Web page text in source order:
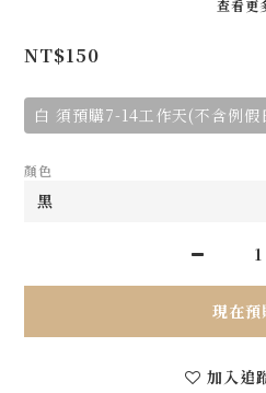
查看更
NT$150
白 須預購7-14工作天(不含例假
顏色
現在預
加入追